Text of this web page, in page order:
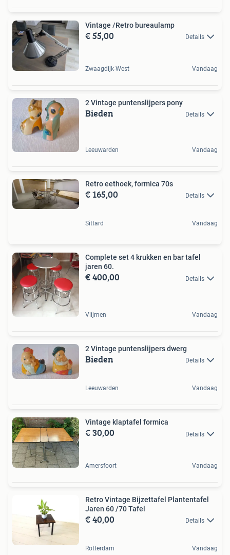
Vintage /Retro bureaulamp
€ 55,00 Details
Zwaagdijk-West Vandaag
2 Vintage puntenslijpers pony
Bieden Details
Leeuwarden Vandaag
Retro eethoek, formica 70s
€ 165,00 Details
Sittard Vandaag
Complete set 4 krukken en bar tafel
jaren 60.
€ 400,00 Details
Vlijmen Vandaag
2 Vintage puntenslijpers dwerg
Bieden Details
Leeuwarden Vandaag
Vintage klaptafel formica
€ 30,00 Details
Amersfoort Vandaag
Retro Vintage Bijzettafel Plantentafel
Jaren 60 /70 Tafel
€ 40,00 Details
Rotterdam Vandaag